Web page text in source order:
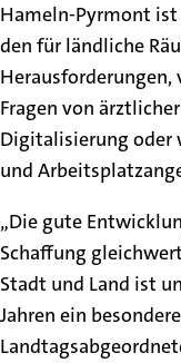
Hameln-Pyrmont
den für ländliche
Fragen von
Digitalisierung oder
und
„Die gute
Schaffung
Stadt und Land ist
Jahren ein